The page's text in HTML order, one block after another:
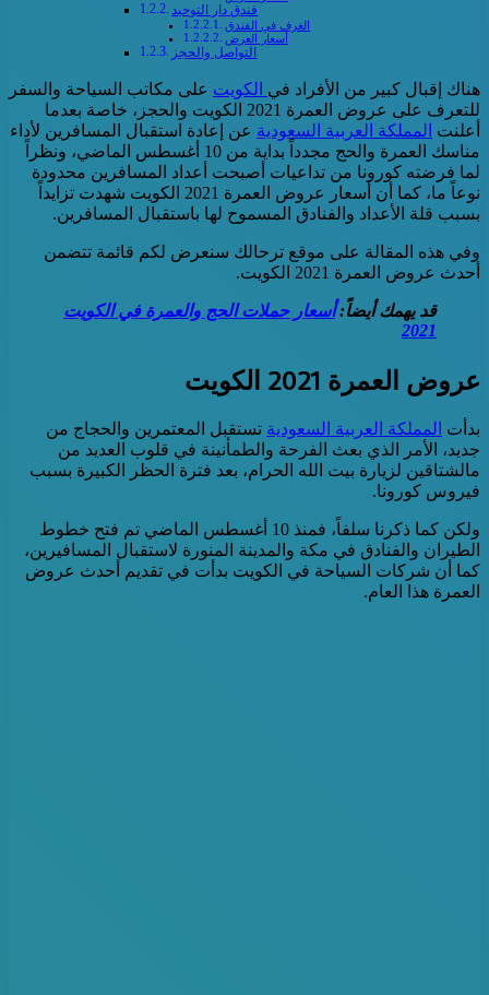
فندق دار التوحيد
الغرف في الفندق
أسعار العرض
التواصل والحجز
هناك إقبال كبير من الأفراد في الكويت على مكاتب السياحة والسفر
للتعرف على عروض العمرة 2021 الكويت والحجز، خاصة بعدما
أعلنت المملكة العربية السعودية عن إعادة استقبال المسافرين لأداء
مناسك العمرة والحج مجدداً بداية من 10 أغسطس الماضي، ونظراً
لما فرضته كورونا من تداعيات أصبحت أعداد المسافرين محدودة
نوعاً ما، كما أن أسعار عروض العمرة 2021 الكويت شهدت تزايداً
بسبب قلة الأعداد والفنادق المسموح لها باستقبال المسافرين.
وفي هذه المقالة على موقع ترحالك سنعرض لكم قائمة تتضمن
أحدث عروض العمرة 2021 الكويت.
قد يهمك أيضاً:أسعار حملات الحج والعمرة في الكويت
2021
عروض العمرة 2021 الكويت
بدأت المملكة العربية السعودية تستقبل المعتمرين والحجاج من
جديد، الأمر الذي بعث الفرحة والطمأنينة في قلوب العديد من
مالشتاقين لزيارة بيت الله الحرام، بعد فترة الحظر الكبيرة بسبب
فيروس كورونا.
ولكن كما ذكرنا سلفاً، فمنذ 10 أغسطس الماضي تم فتح خطوط
الطيران والفنادق في مكة والمدينة المنورة لاستقبال المسافيرين،
كما أن شركات السياحة في الكويت بدأت في تقديم أحدث عروض
العمرة هذا العام.